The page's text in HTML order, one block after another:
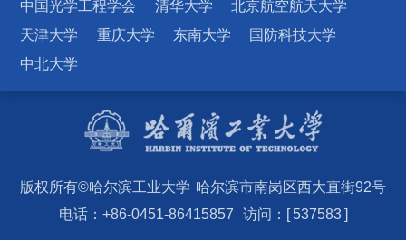
中国光学工程学会
清华大学
北京航空航天大学
天津大学
重庆大学 东南大学
国防科技大学
中北大学
版权所有©哈尔滨工业大学 哈尔滨市南岗区西大直街92号
电话：+86-0451-86415857
访问：[ 537583 ]